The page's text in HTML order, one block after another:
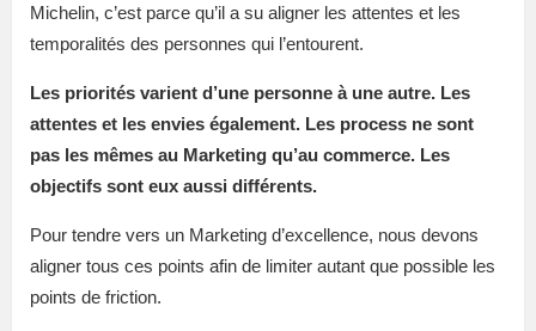
Michelin, c’est parce qu’il a su aligner les attentes et les
temporalités des personnes qui l’entourent.
Les priorités varient d’une personne à une autre. Les
attentes et les envies également. Les process ne sont
pas les mêmes au Marketing qu’au commerce. Les
objectifs sont eux aussi différents.
Pour tendre vers un Marketing d’excellence, nous devons
aligner tous ces points afin de limiter autant que possible les
points de friction.